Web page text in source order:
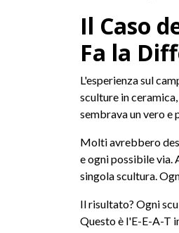
Il Caso
Fa la
L'esperienza sul
sculture in
sembrava un vero
Molti avrebbero
e ogni possibile via.
singola scultura.
Il risultato? Ogni
Questo è l'E-E-A-T